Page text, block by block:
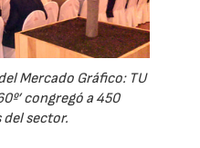
Mercado Gráfico: TU
congregó a 450
sector.